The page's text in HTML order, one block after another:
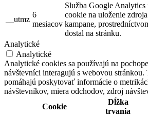
__utmz
6
mesiacov
Služba Google Analytics
cookie na uloženie
kampane,
dostal na stránku.
Analytické
Analytické
Analytické cookies sa používajú na
návštevníci interagujú s webovou stránkou.
pomáhajú poskytovať informácie o
návštevníkov, miera odchodov, zdroj
Cookie
Dĺžka
trvania